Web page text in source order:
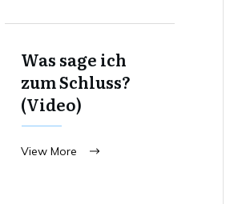
Was sage ich
zum Schluss?
(Video)
View More